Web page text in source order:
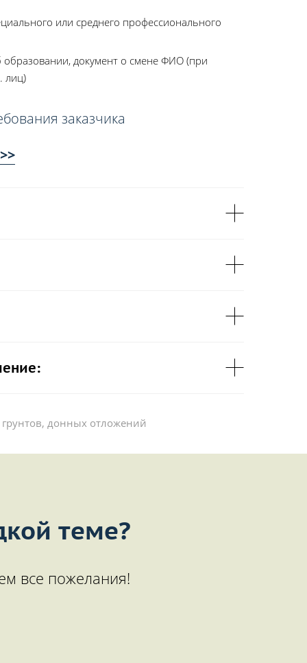
или среднего профессионального
документ о смене ФИО (при
лиц)
заказчика
донных отложений
теме?
все пожелания!